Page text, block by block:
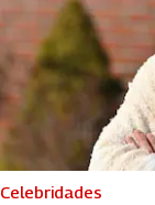
Celebridades